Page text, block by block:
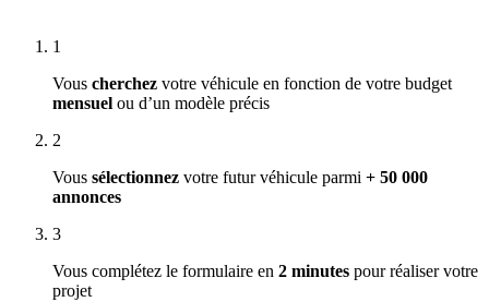
1
Vous cherchez votre véhicule en fonction de votre budget
mensuel ou d’un modèle précis
2
Vous sélectionnez votre futur véhicule parmi + 50 000
annonces
3
Vous complétez le formulaire en 2 minutes pour réaliser votre
projet